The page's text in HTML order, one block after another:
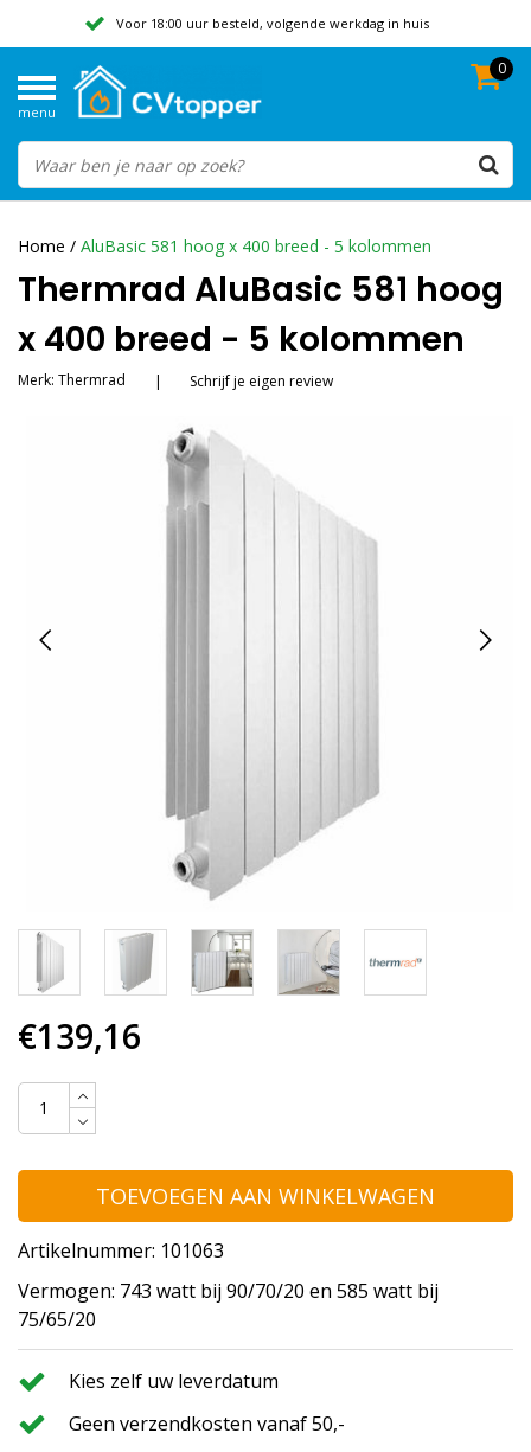
Voor 18:00 uur besteld, volgende werkdag in huis
Beoordeeld met een 9,8
menu
0
Home / AluBasic 581 hoog x 400 breed - 5 kolommen
Thermrad AluBasic 581 hoog
x 400 breed - 5 kolommen
Merk: Thermrad | Schrijf je eigen review
€139,16
TOEVOEGEN AAN WINKELWAGEN
Artikelnummer: 101063
Vermogen: 743 watt bij 90/70/20 en 585 watt bij
75/65/20
Kies zelf uw leverdatum
Geen verzendkosten vanaf 50,-